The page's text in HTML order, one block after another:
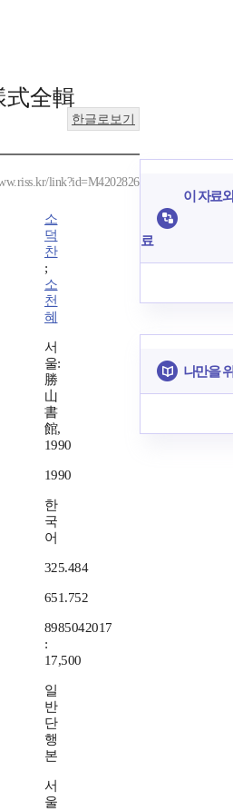
式全輯
한글로보기
link?id=M4202826
소
덕
찬
;
소
천
혜
서
울:
勝
山
書
館,
1990
1990
한
국
어
325.484
651.752
8985042017
:
17,500
일
반
단
행
본
서
울
이 자료
료
나만을